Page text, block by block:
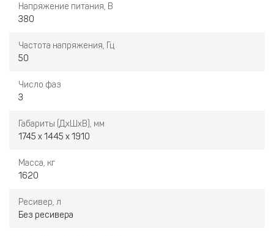
Напряжение питания, В
380
Частота напряжения, Гц
50
Число фаз
3
Габариты (ДхШхВ), мм
1745 x 1445 x 1910
Масса, кг
1620
Ресивер, л
Без ресивера